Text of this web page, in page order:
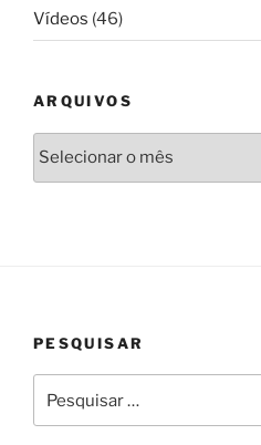
Vídeos (46)
ARQUIVOS
Arquivos
PESQUISAR
por: